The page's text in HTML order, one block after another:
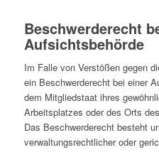
Beschwerderecht
Aufsichtsbehörde
Im Falle von Verstößen gegen
ein Beschwerderecht bei einer
dem Mitgliedstaat ihres
Arbeitsplatzes oder des Orts
Das Beschwerderecht besteht
verwaltungsrechtlicher oder